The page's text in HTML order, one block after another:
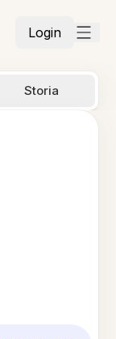
Login
Storia